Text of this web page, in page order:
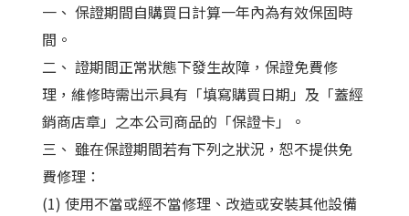
一、 保證期間自購買日計算一年內為有效保固時
間。
二、 證期間正常狀態下發生故障，保證免費修
理，維修時需出示具有「填寫購買日期」及「蓋經
銷商店章」之本公司商品的「保證卡」。
三、 雖在保證期間若有下列之狀況，恕不提供免
費修理：
(1) 使用不當或經不當修理、改造或安裝其他設備